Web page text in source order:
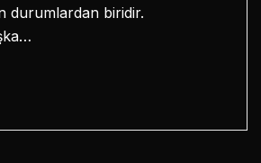
durumlardan biridir.